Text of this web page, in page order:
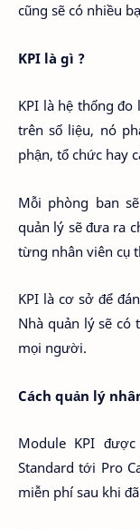
cũng sẽ có nhiều
KPI là gì ?
KPI là hệ thống
trên số liệu, nó
phận, tổ chức hay
Mỗi phòng ban
quản lý sẽ đưa ra
từng nhân viên cụ
KPI là cơ sở để
Nhà quản lý sẽ có
mọi người.
Cách quản lý
Module KPI
Standard tới Pro
miễn phí sau khi